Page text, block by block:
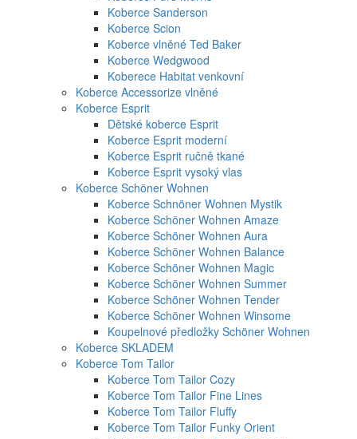
Koberce Sanderson
Koberce Scion
Koberce vlněné Ted Baker
Koberce Wedgwood
Koberece Habitat venkovní
Koberce Accessorize vlněné
Koberce Esprit
Dětské koberce Esprit
Koberce Esprit moderní
Koberce Esprit ručně tkané
Koberce Esprit vysoký vlas
Koberce Schöner Wohnen
Koberce Schnöner Wohnen Mystik
Koberce Schöner Wohnen Amaze
Koberce Schöner Wohnen Aura
Koberce Schöner Wohnen Balance
Koberce Schöner Wohnen Magic
Koberce Schöner Wohnen Summer
Koberce Schöner Wohnen Tender
Koberce Schöner Wohnen Winsome
Koupelnové předložky Schöner Wohnen
Koberce SKLADEM
Koberce Tom Tailor
Koberce Tom Tailor Cozy
Koberce Tom Tailor Fine Lines
Koberce Tom Tailor Fluffy
Koberce Tom Tailor Funky Orient